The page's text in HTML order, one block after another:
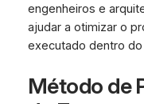
engenheiros e
ajudar a otimizar o
executado dentro
Método de